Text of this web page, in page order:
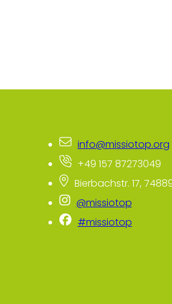
info@missiotop.org
+49 157 87273049
Bierbachstr. 17,
@missiotop
#missiotop